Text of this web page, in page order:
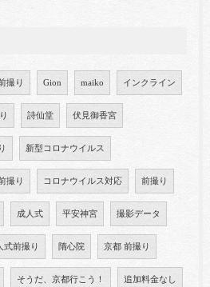
撮り Gion maiko インクライン
詩仙堂 伏見御香宮
新型コロナウイルス
撮り コロナウイルス対応 前撮り
成人式 平安神宮 撮影データ
式前撮り 隋心院 京都 前撮り
そうだ、京都行こう！ 追加料金なし